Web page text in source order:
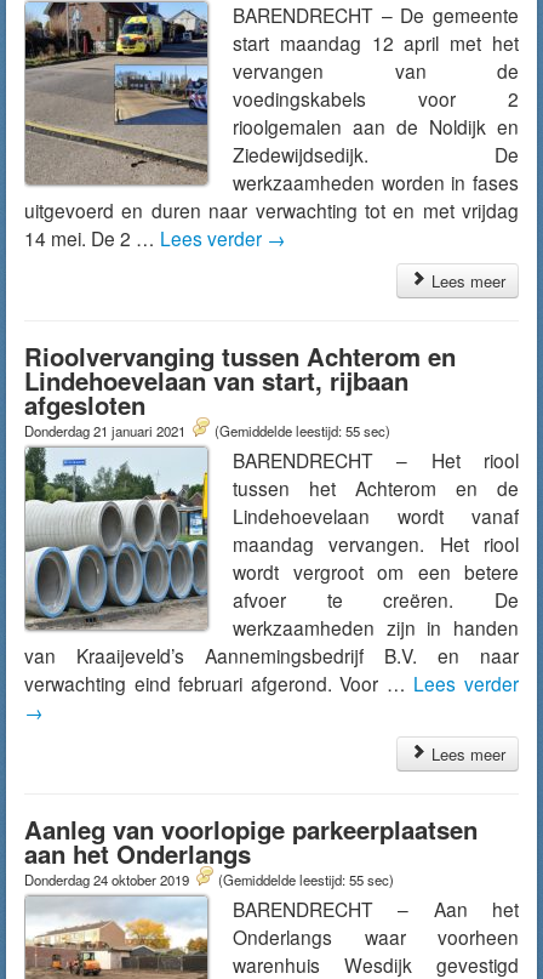
BARENDRECHT – De gemeente
start maandag 12 april met het
vervangen van de
voedingskabels voor 2
rioolgemalen aan de Noldijk en
Ziedewijdsedijk. De
werkzaamheden worden in fases
uitgevoerd en duren naar verwachting tot en met vrijdag
14 mei. De 2 … Lees verder →
Lees meer
Rioolvervanging tussen Achterom en
Lindehoevelaan van start, rijbaan
afgesloten
Donderdag 21 januari 2021 (Gemiddelde leestijd: 55 sec)
BARENDRECHT – Het riool
tussen het Achterom en de
Lindehoevelaan wordt vanaf
maandag vervangen. Het riool
wordt vergroot om een betere
afvoer te creëren. De
werkzaamheden zijn in handen
van Kraaijeveld’s Aannemingsbedrijf B.V. en naar
verwachting eind februari afgerond. Voor … Lees verder
→
Lees meer
Aanleg van voorlopige parkeerplaatsen
aan het Onderlangs
Donderdag 24 oktober 2019 (Gemiddelde leestijd: 55 sec)
BARENDRECHT – Aan het
Onderlangs waar voorheen
warenhuis Wesdijk gevestigd